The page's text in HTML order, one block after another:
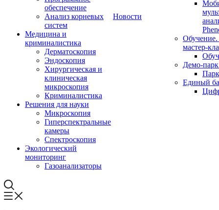
обеспечение
Анализ корневых
систем
Медицина и
криминалистика
Дерматоскопия
Эндоскопия
Хирургическая и
клиническая
микроскопия
Криминалистика
Решения для науки
Микроскопия
Гиперспектральные
камеры
Спектроскопия
Экологический
мониторинг
Газоанализаторы
Новости
мастер-
Демо-
Парк
Единый